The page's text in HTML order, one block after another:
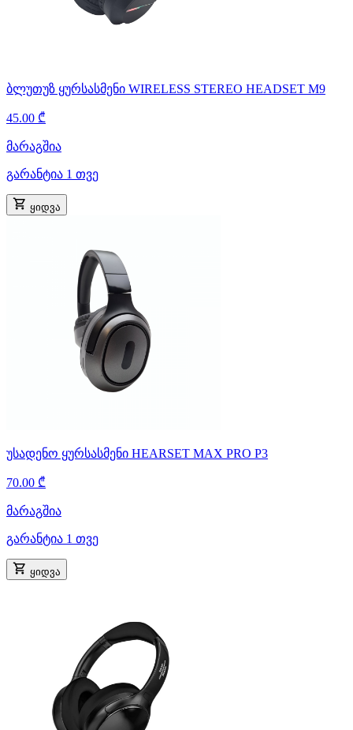
ბლუთუზ ყურსასმენი WIRELESS STEREO HEADSET M9
45.00 ₾
მარაგშია
გარანტია 1 თვე
ყიდვა
უსადენო ყურსასმენი HEARSET MAX PRO P3
70.00 ₾
მარაგშია
გარანტია 1 თვე
ყიდვა